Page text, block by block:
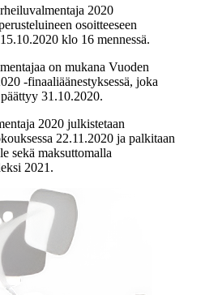
2020
osoitteeseen
klo 16 mennessä.
on mukana Vuoden
-finaaliäänestyksessä, joka
31.10.2020.
2020 julkistetaan
22.11.2020 ja palkitaan
sekä maksuttomalla
2021.